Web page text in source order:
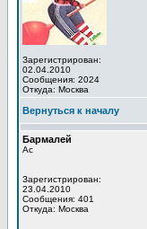
Зарегистрирован:
02.04.2010
Сообщения: 2024
Откуда: Москва
Вернуться к началу
Бармалей
Ас
Зарегистрирован:
23.04.2010
Сообщения: 401
Откуда: Москва